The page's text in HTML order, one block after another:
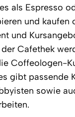
als Espresso
und kaufen
und
der Cafethek
Coffeologen-
gibt passende
sowie